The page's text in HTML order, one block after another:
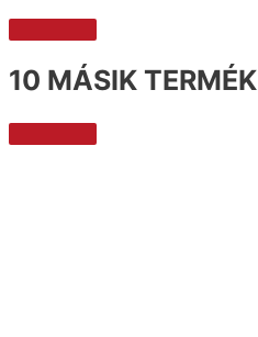
10 MÁSIK TERMÉK